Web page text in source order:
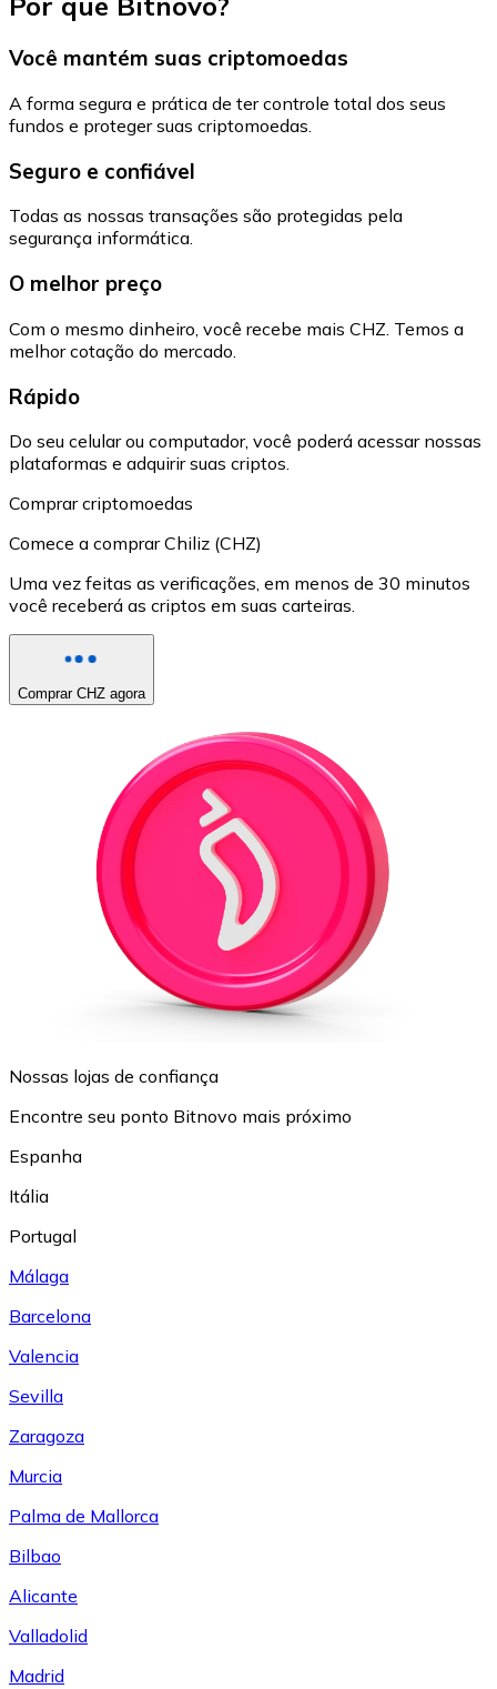
Você mantém suas criptomoedas
A forma segura e prática de ter controle total dos seus
fundos e proteger suas criptomoedas.
Seguro e confiável
Todas as nossas transações são protegidas pela
segurança informática.
O melhor preço
Com o mesmo dinheiro, você recebe mais CHZ. Temos a
melhor cotação do mercado.
Rápido
Do seu celular ou computador, você poderá acessar nossas
plataformas e adquirir suas criptos.
Comprar criptomoedas
Comece a comprar Chiliz (CHZ)
Uma vez feitas as verificações, em menos de 30 minutos
você receberá as criptos em suas carteiras.
Comprar CHZ agora
Nossas lojas de confiança
Encontre seu ponto Bitnovo mais próximo
Espanha
Itália
Portugal
Málaga
Barcelona
Valencia
Sevilla
Zaragoza
Murcia
Palma de Mallorca
Bilbao
Alicante
Valladolid
Madrid